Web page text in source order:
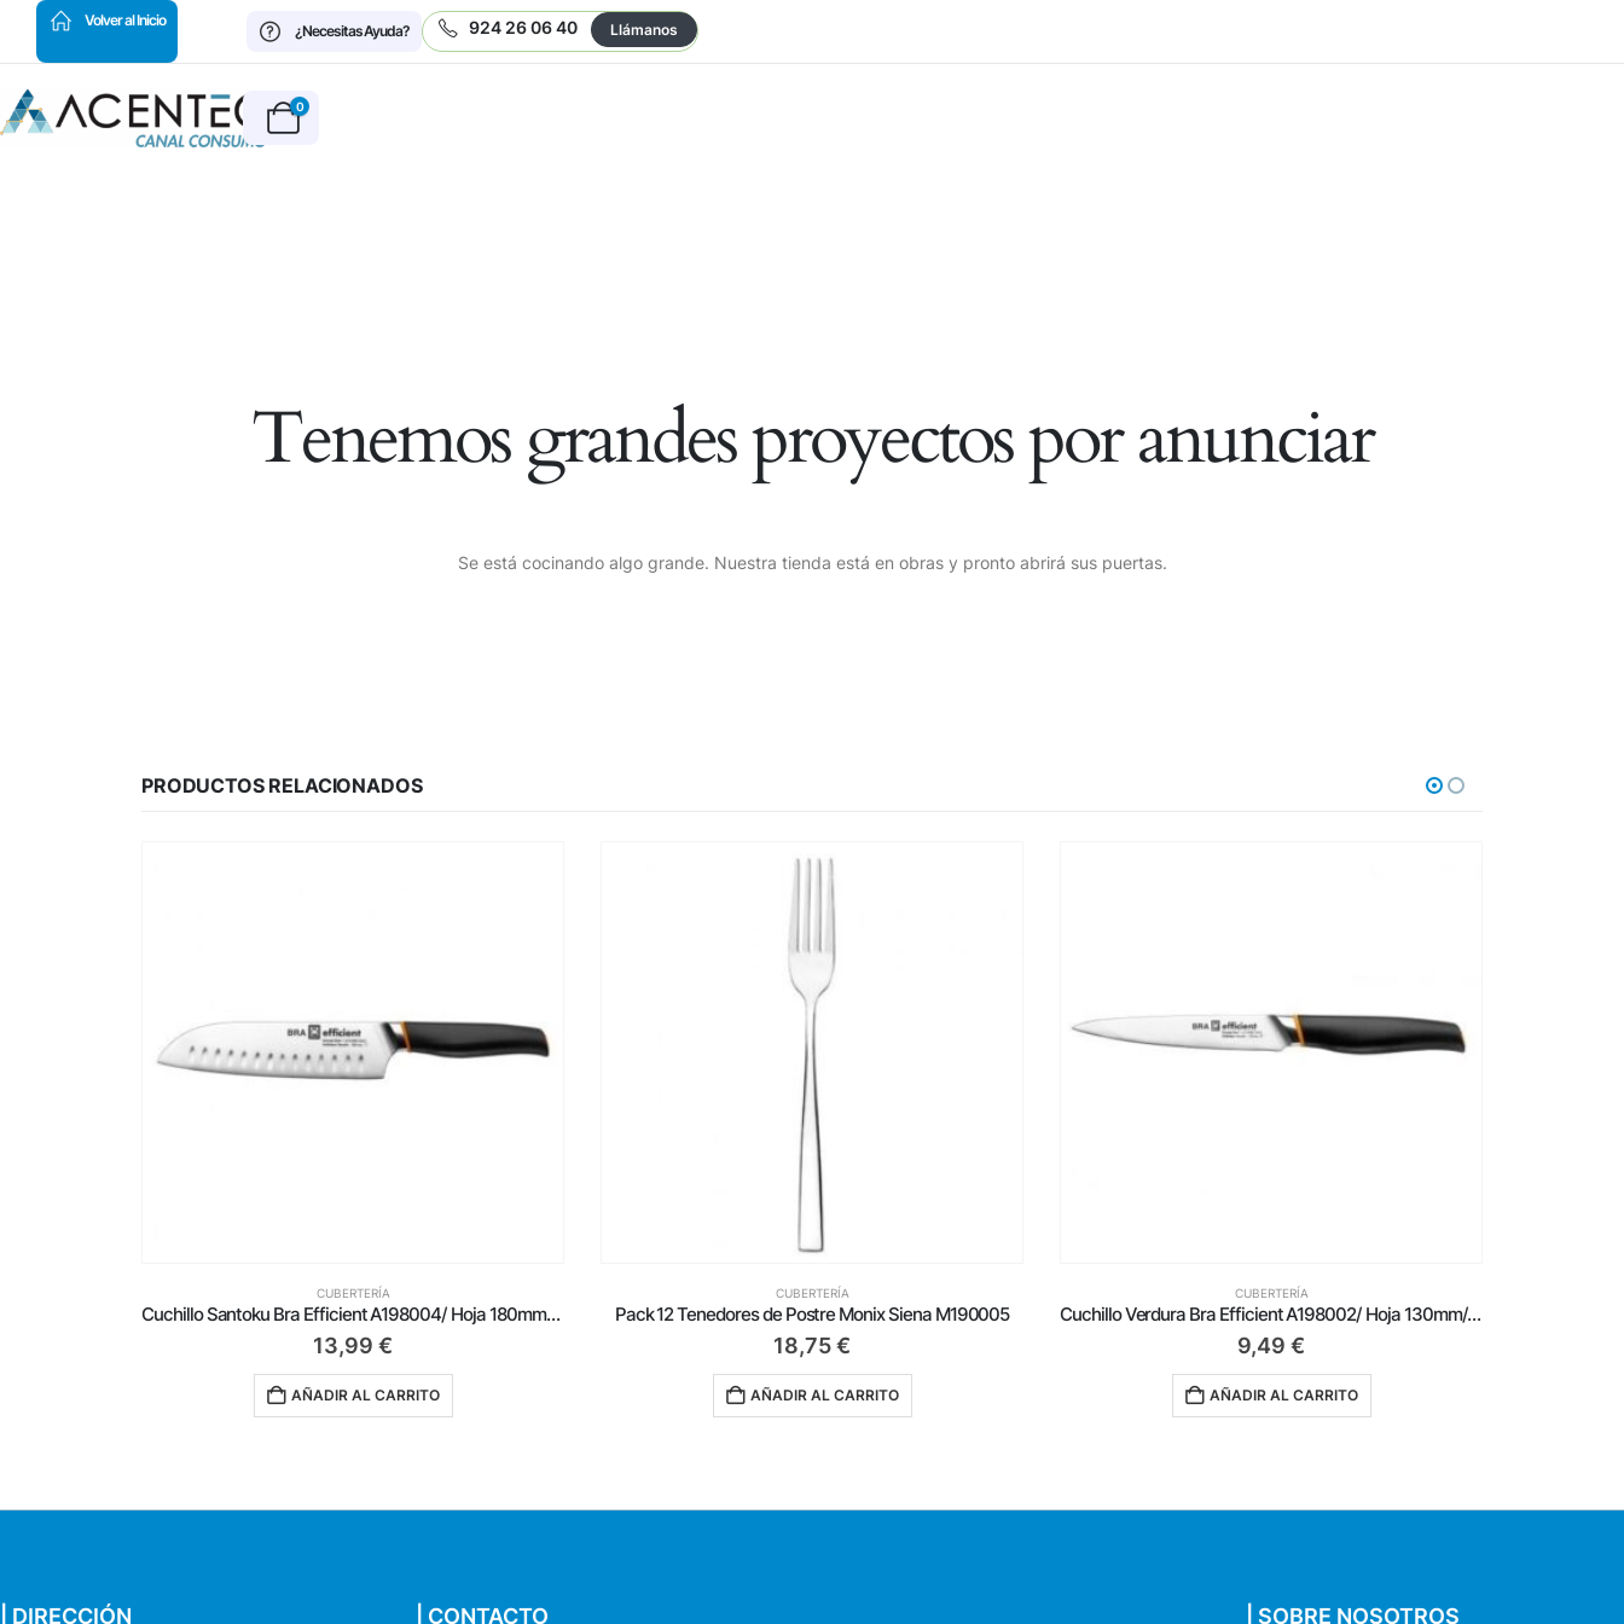
Volver al Inicio
¿Necesitas Ayuda?
924 26 06 40 Llámanos
0
Tenemos grandes proyectos por anunciar
Se está cocinando algo grande. Nuestra tienda está en obras y pronto abrirá sus puertas.
PRODUCTOS RELACIONADOS
CUBERTERÍA
Cuchillo Santoku Bra Efficient A198004/ Hoja 180mm/ Acero inoxidable
13,99 €
AÑADIR AL CARRITO
CUBERTERÍA
Pack 12 Tenedores de Postre Monix Siena M190005
18,75€
AÑADIR AL CARRITO
CUBERTERÍA
Cuchillo Verdura Bra Efficient A198002/ Hoja 130mm/ Acero inoxidable
9,49 €
AÑADIR AL CARRITO
| DIRECCIÓN | CONTACTO | SOBRE NOSOTROS